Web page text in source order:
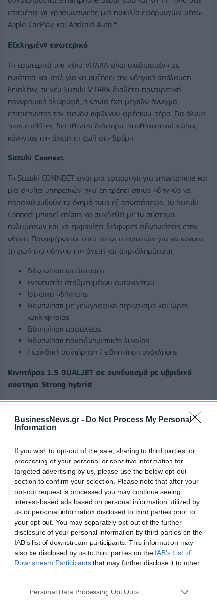
BusinessNews.gr - Do Not Process My Personal
Information
If you wish to opt-out of the sale, sharing to third parties, or
processing of your personal or sensitive information for
targeted advertising by us, please use the below opt-out
section to confirm your selection. Please note that after your
opt-out request is processed you may continue seeing
interest-based ads based on personal information utilized by
us or personal information disclosed to third parties prior to
your opt-out. You may separately opt-out of the further
disclosure of your personal information by third parties on the
IAB’s list of downstream participants. This information may
also be disclosed by us to third parties on the IAB’s List of
Downstream Participants that may further disclose it to other
Personal Data Processing Opt Outs
επιτρέπει να χρησιμοποιείτε μια ποικιλία εφαρμογών μέσω
Apple CarPlay και Android Auto™.
Εξελιγμένο εσωτερικό
Το εσωτερικό του νέου VITARA είναι σχεδιασμένο με
ποιότητα και στιλ για να αυξήσει την οδηγική απόλαυση.
Επιπλέον, το νέο Suzuki VITARA διαθέτει προαιρετική
πανοραμική ηλιοροφή, η οποία έχει μεγάλο άνοιγμα,
επιτρέποντας την είσοδο άφθονου φρέσκου αέρα. Για όλους
τους επιβάτες, διατίθενται διάφοροι αποθηκευτικοί χώροι,
κάνοντας πιο άνετη τη ζωή στο δρόμο.
Suzuki Connect
Το Suzuki CONNECT είναι μια εφαρμογή για smartphone και
μια σουίτα υπηρεσιών που επιτρέπει στους οδηγούς να
παρακολουθούν το όχημά τους εξ αποστάσεως. Το Suzuki
Connect μπορεί επίσης να συνδεθεί με το σύστημα
πολυμέσων και να εμφανίζει διάφορες ειδοποιήσεις στην
οθόνη. Προσφέρονται επτά τύποι υπηρεσιών για να κάνουν
τη ζωή του οδηγού πιο άνετη και απροβλημάτιστη.
Ειδοποίηση κατάστασης
Εντοπιστής σταθμευμένου αυτοκινήτου
Ιστορικό οδήγησης
Ειδοποίηση με γεωγραφικό περιορισμό και ώρες
κυκλοφορίας
Ειδοποίηση ασφαλείας
Ειδοποίηση προειδοποιητικής λυχνίας
Περιοδική συντήρηση / ειδοποίηση ανάκλησης
Κινητήρας 1.5 DUALJET σε συνδυασμό με υβριδικό
σύστημα Strong hybrid
Ο κινητήρας 1.5 DUALJET χρησιμοποιεί σύστημα διπλού
μπεκ ψεκασμού, που συμβάλλει στην αύξηση της θερμικής
απόδοσης. Ο κινητήρας προσφέρει υψηλή οικονομία
απόδοση ροπής σε όλο το φάσμα στροφών για ομαλή και
ισχυρή επιτάχυνση. Επιπλέον, το υβριδικό σύστημα
αποτελείται από μια μονάδα γεννήτριας (Motor Generator
Unit - MGU), μια μπαταρία ιόντων λιθίου 140 V και ένα
αυτόματο κιβώτιο ταχυτήτων Auto Gear Shift (AGS) 6
σχέσεων. Η MGU όχι μόνο παρέχει ισχύ για αμιγώς ηλεκτρική
οδήγηση, αλλά παρεμβαίνει και κατά τις αλλαγές ταχυτήτων,
με αποτέλεσμα την ομαλή επιτάχυνση. Η MGU παράγει
επίσης ηλεκτρική ενέργεια για τη φόρτιση των μπαταριών
κατά την κύλιση και την επιβράδυνση.
υβριδικό σύστημα 48 SHVS